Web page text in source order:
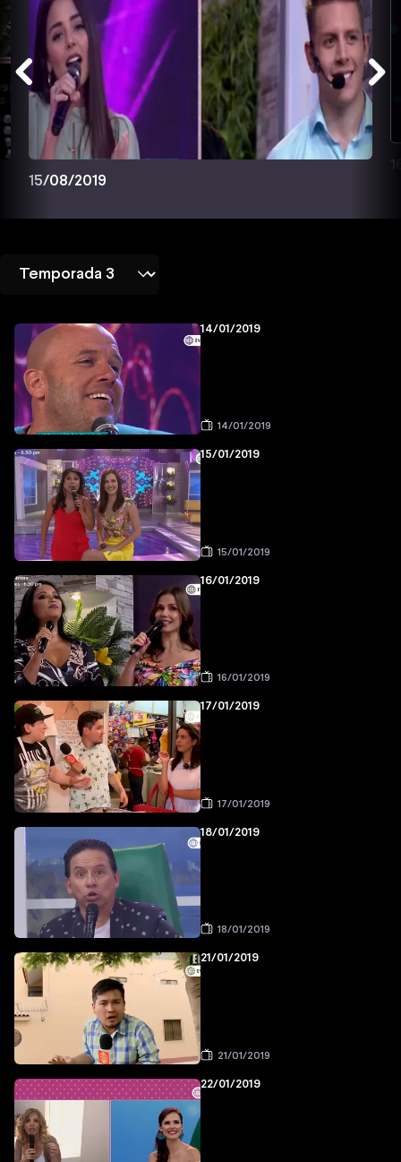
15/08/2019
14/01/2019
14/01/2019
15/01/2019
15/01/2019
16/01/2019
16/01/2019
17/01/2019
17/01/2019
18/01/2019
18/01/2019
21/01/2019
21/01/2019
22/01/2019